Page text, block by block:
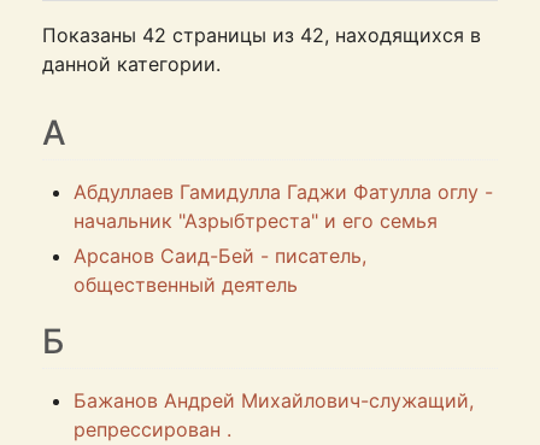
Показаны 42 страницы из 42, находящихся в
данной категории.
А
Абдуллаев Гамидулла Гаджи Фатулла оглу -
начальник "Азрыбтреста" и его семья
Арсанов Саид-Бей - писатель,
общественный деятель
Б
Бажанов Андрей Михайлович-служащий,
репрессирован .